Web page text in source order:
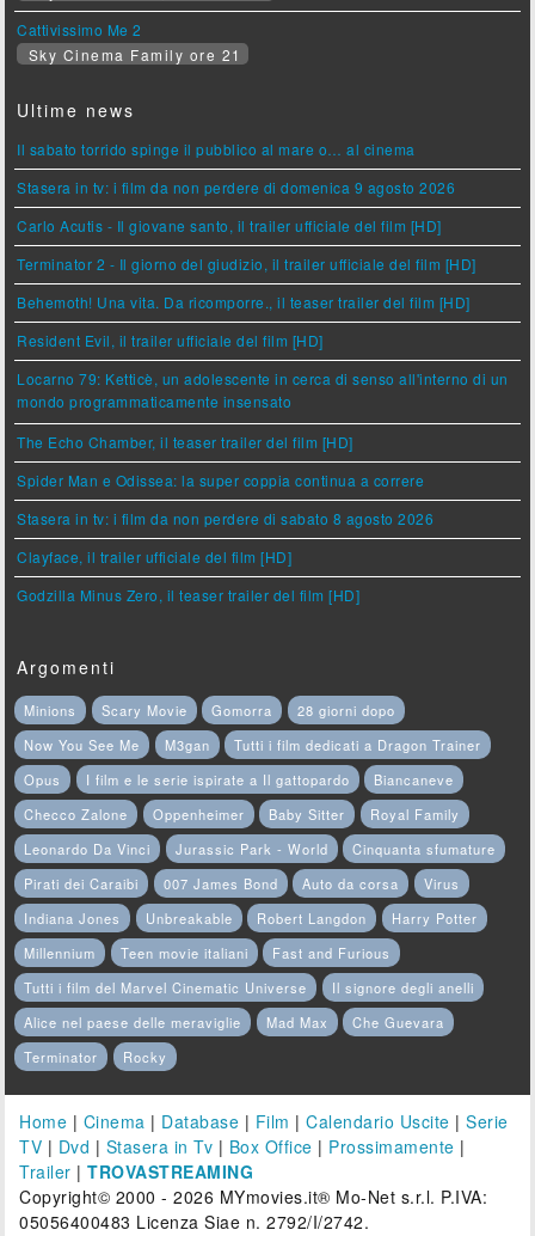
Cattivissimo Me 2
Sky Cinema Family ore 21
Ultime news
Il sabato torrido spinge il pubblico al mare o… al cinema
Stasera in tv: i film da non perdere di domenica 9 agosto 2026
Carlo Acutis - Il giovane santo, il trailer ufficiale del film [HD]
Terminator 2 - Il giorno del giudizio, il trailer ufficiale del film [HD]
Behemoth! Una vita. Da ricomporre., il teaser trailer del film [HD]
Resident Evil, il trailer ufficiale del film [HD]
Locarno 79: Ketticè, un adolescente in cerca di senso all'interno di un
mondo programmaticamente insensato
The Echo Chamber, il teaser trailer del film [HD]
Spider Man e Odissea: la super coppia continua a correre
Stasera in tv: i film da non perdere di sabato 8 agosto 2026
Clayface, il trailer ufficiale del film [HD]
Godzilla Minus Zero, il teaser trailer del film [HD]
Argomenti
Minions Scary Movie Gomorra
28 giorni dopo
Now You See Me
M3gan
Tutti i film dedicati a Dragon Trainer
Opus
I film e le serie ispirate a Il gattopardo
Biancaneve
Checco Zalone
Oppenheimer Baby Sitter
Royal Family
Leonardo Da Vinci
Jurassic Park - World
Cinquanta sfumature
Pirati dei Caraibi
007 James Bond Auto da corsa
Virus
Indiana Jones
Unbreakable Robert Langdon
Harry Potter
Millennium
Teen movie italiani
Fast and Furious
Tutti i film del Marvel Cinematic Universe
Il signore degli anelli
Alice nel paese delle meraviglie
Mad Max
Che Guevara
Terminator
Rocky
Home | Cinema | Database | Film |Calendario Uscite |Serie
TV | Dvd | Stasera in Tv | Box Office | Prossimamente |
Trailer |TROVASTREAMING
Copyright© 2000 - 2026 MYmovies.it® Mo-Net s.r.l. P.IVA:
05056400483 Licenza Siae n. 2792/I/2742.